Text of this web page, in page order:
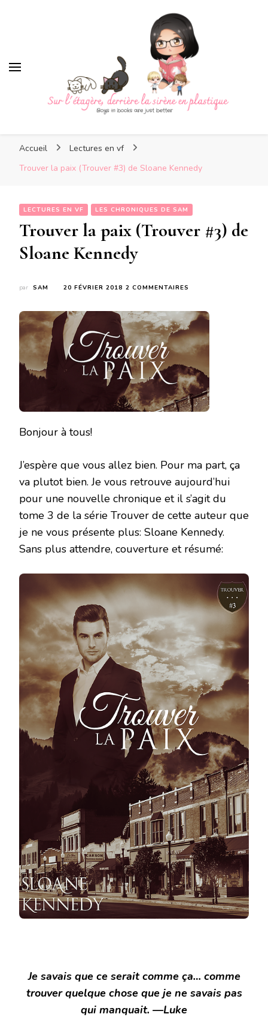
Sur l'étagère, derrière la
sirène en plastique
sirène en plastique
Accueil
Lectures en vf
Trouver la paix (Trouver #3) de Sloane Kennedy
LECTURES EN VF LES CHRONIQUES DE SAM
Trouver la paix (Trouver #3) de
Sloane Kennedy
par SAM 20 FÉVRIER 2018 2 COMMENTAIRES
PAIX
(TROUVER
#3)
DE
KENNEDY
Bonjour à tous!
J’espère que vous allez bien. Pour ma part, ça
va plutot bien. Je vous retrouve aujourd’hui
pour une nouvelle chronique et il s’agit du
tome 3 de la série Trouver de cette auteur que
je ne vous présente plus: Sloane Kennedy.
Sans plus attendre, couverture et résumé:
Je savais que ce serait comme ça… comme
trouver quelque chose que je ne savais pas
qui manquait. —Luke